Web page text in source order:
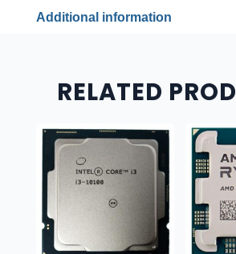
Additional information
RELATED